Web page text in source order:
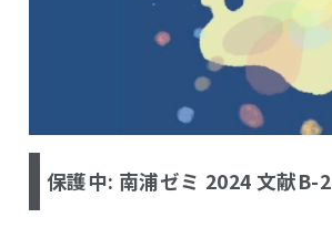
保護中: 南浦ゼミ 2024 文献B-2